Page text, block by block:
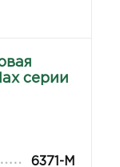
серии
6371-М